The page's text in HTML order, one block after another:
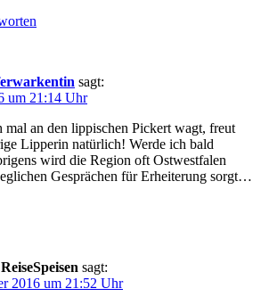
sagt:
um 21:14 Uhr
mal an den lippischen Pickert wagt, freut
Lipperin natürlich! Werde ich bald
wird die Region oft Ostwestfalen
Gesprächen für Erheiterung sorgt…
ReiseSpeisen sagt:
2016 um 21:52 Uhr